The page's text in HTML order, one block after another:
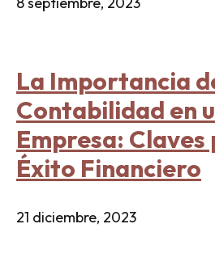
La Importancia
Contabilidad en
Empresa: Claves
Éxito Financiero
21 diciembre, 2023